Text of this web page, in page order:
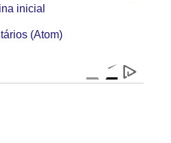
inicial
(Atom)